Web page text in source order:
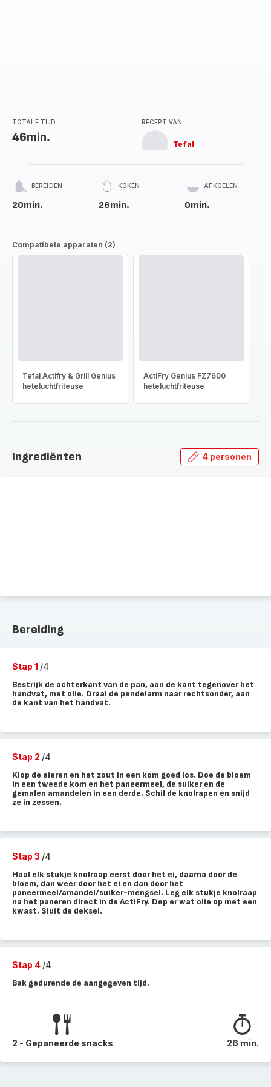
TOTALE TIJD
46min.
RECEPT VAN
Tefal
BEREIDEN
20min.
KOKEN
26min.
AFKOELEN
0min.
Compatibele apparaten (2)
Tefal Actifry & Grill Genius
heteluchtfriteuse
ActiFry Genius FZ7600
heteluchtfriteuse
Ingrediënten 4 personen
Bereiding
Stap 1 /4
Bestrijk de achterkant van de pan, aan de kant tegenover het
handvat, met olie. Draai de pendelarm naar rechtsonder, aan
de kant van het handvat.
Stap 2 /4
Klop de eieren en het zout in een kom goed los. Doe de bloem
in een tweede kom en het paneermeel, de suiker en de
gemalen amandelen in een derde. Schil de knolrapen en snijd
ze in zessen.
Stap 3 /4
Haal elk stukje knolraap eerst door het ei, daarna door de
bloem, dan weer door het ei en dan door het
paneermeel/amandel/suiker-mengsel. Leg elk stukje knolraap
na het paneren direct in de ActiFry. Dep er wat olie op met een
kwast. Sluit de deksel.
Stap 4 /4
Bak gedurende de aangegeven tijd.
2 - Gepaneerde snacks 26 min.